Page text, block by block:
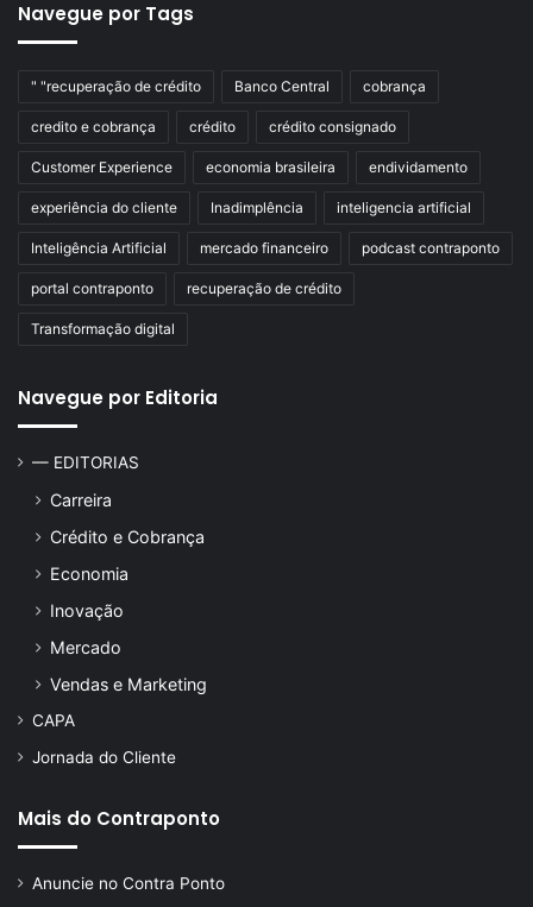
Navegue por Tags
" "recuperação de crédito Banco Central cobrança
credito e cobrança crédito crédito consignado
Customer Experience economia brasileira endividamento
experiência do cliente Inadimplência inteligencia artificial
Inteligência Artificial mercado financeiro podcast contraponto
portal contraponto recuperação de crédito
Transformação digital
Navegue por Editoria
— EDITORIAS
Carreira
Crédito e Cobrança
Economia
Inovação
Mercado
Vendas e Marketing
CAPA
Jornada do Cliente
Mais do Contraponto
Anuncie no Contra Ponto